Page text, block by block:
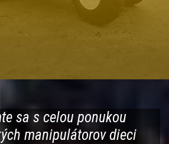
sa s celou ponukou
manipulátorov dieci